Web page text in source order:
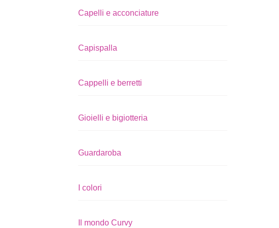
Capelli e acconciature
Capispalla
Cappelli e berretti
Gioielli e bigiotteria
Guardaroba
I colori
Il mondo Curvy